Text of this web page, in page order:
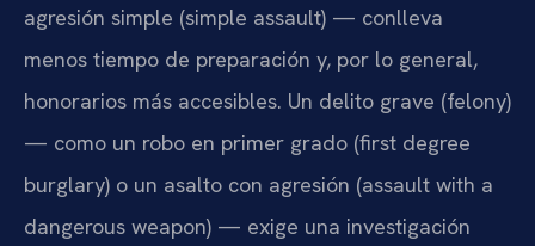
agresión simple (simple assault) — conlleva
menos tiempo de preparación y, por lo general,
honorarios más accesibles. Un delito grave (felony)
— como un robo en primer grado (first degree
burglary) o un asalto con agresión (assault with a
dangerous weapon) — exige una investigación